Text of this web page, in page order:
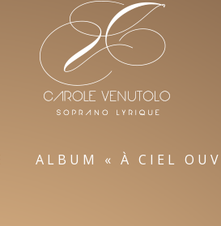
ALBUM « À CIEL